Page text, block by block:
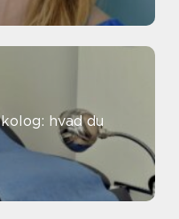
hvad du